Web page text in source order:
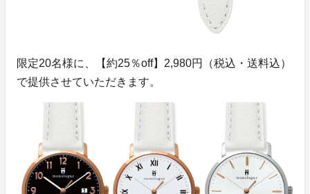
限定20名様に、【約25％off】2,980円（税込・送料込）
で提供させていただきます。